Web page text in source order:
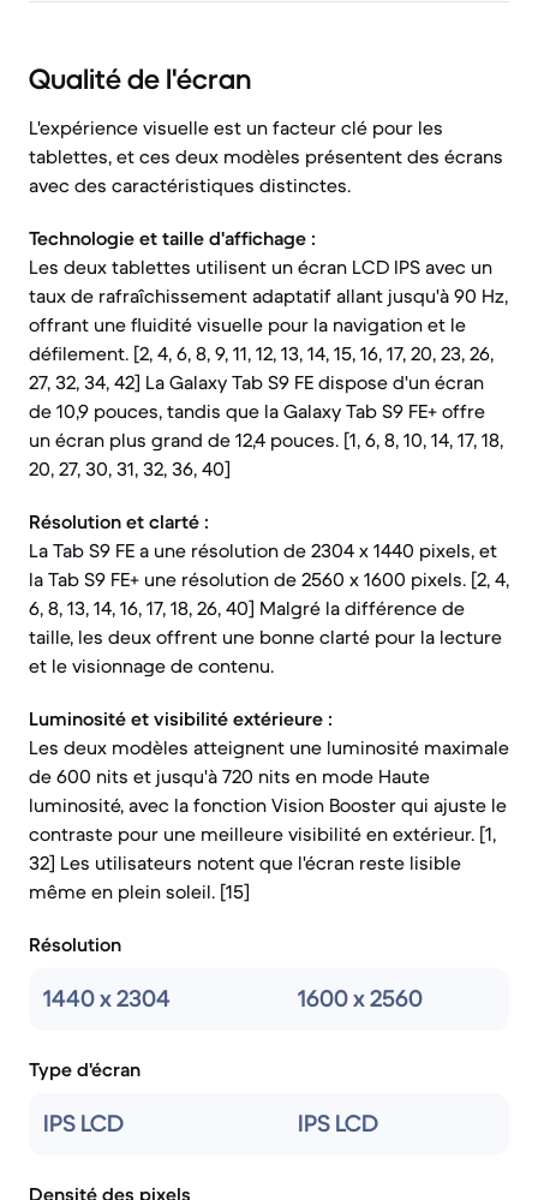
Qualité de l'écran
L'expérience visuelle est un facteur clé pour les
tablettes, et ces deux modèles présentent des écrans
avec des caractéristiques distinctes.
Technologie et taille d'affichage :
Les deux tablettes utilisent un écran LCD IPS avec un
taux de rafraîchissement adaptatif allant jusqu'à 90 Hz,
offrant une fluidité visuelle pour la navigation et le
défilement. [2, 4, 6, 8, 9, 11, 12, 13, 14, 15, 16, 17, 20, 23, 26,
27, 32, 34, 42] La Galaxy Tab S9 FE dispose d'un écran
de 10,9 pouces, tandis que la Galaxy Tab S9 FE+ offre
un écran plus grand de 12,4 pouces. [1, 6, 8, 10, 14, 17, 18,
20, 27, 30, 31, 32, 36, 40]
Résolution et clarté :
La Tab S9 FE a une résolution de 2304 x 1440 pixels, et
la Tab S9 FE+ une résolution de 2560 x 1600 pixels. [2, 4,
6, 8, 13, 14, 16, 17, 18, 26, 40] Malgré la différence de
taille, les deux offrent une bonne clarté pour la lecture
et le visionnage de contenu.
Luminosité et visibilité extérieure :
Les deux modèles atteignent une luminosité maximale
de 600 nits et jusqu'à 720 nits en mode Haute
luminosité, avec la fonction Vision Booster qui ajuste le
contraste pour une meilleure visibilité en extérieur. [1,
32] Les utilisateurs notent que l'écran reste lisible
même en plein soleil. [15]
Résolution
1440 x 2304 1600 x 2560
Type d'écran
IPS LCD IPS LCD
Densité des pixels